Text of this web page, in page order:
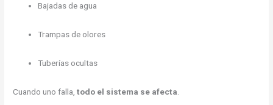
Bajadas de agua
Trampas de olores
Tuberías ocultas
Cuando uno falla,todo el sistema se afecta